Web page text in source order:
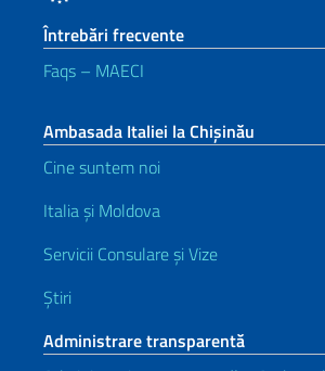
Întrebări frecvente
Faqs – MAECI
Ambasada Italiei la Chișinău
Cine suntem noi
Italia și Moldova
Servicii Consulare și Vize
Știri
Administrare transparentă